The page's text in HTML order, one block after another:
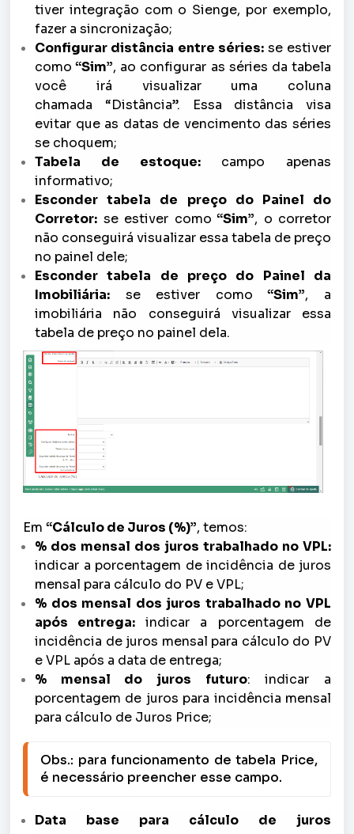
tiver integração com o Sienge, por exemplo,
fazer a sincronização;
Configurar distância entre séries: se estiver
como “Sim”, ao configurar as séries da tabela
você irá visualizar uma coluna
chamada “Distância”. Essa distância visa
evitar que as datas de vencimento das séries
se choquem;
Tabela de estoque: campo apenas
informativo;
Esconder tabela de preço do Painel do
Corretor: se estiver como “Sim”, o corretor
não conseguirá visualizar essa tabela de preço
no painel dele;
Esconder tabela de preço do Painel da
Imobiliária: se estiver como “Sim”, a
imobiliária não conseguirá visualizar essa
tabela de preço no painel dela.
Em “Cálculo de Juros (%)”, temos:
% dos mensal dos juros trabalhado no VPL:
indicar a porcentagem de incidência de juros
mensal para cálculo do PV e VPL;
% dos mensal dos juros trabalhado no VPL
após entrega: indicar a porcentagem de
incidência de juros mensal para cálculo do PV
e VPL após a data de entrega;
% mensal do juros futuro: indicar a
porcentagem de juros para incidência mensal
para cálculo de Juros Price;
Obs.: para funcionamento de tabela Price,
é necessário preencher esse campo.
Data base para cálculo de juros